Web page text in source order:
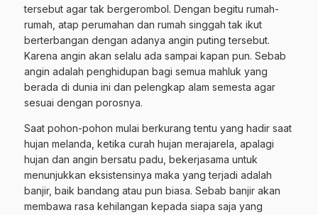
tersebut agar tak bergerombol. Dengan begitu rumah-
rumah, atap perumahan dan rumah singgah tak ikut
berterbangan dengan adanya angin puting tersebut.
Karena angin akan selalu ada sampai kapan pun. Sebab
angin adalah penghidupan bagi semua mahluk yang
berada di dunia ini dan pelengkap alam semesta agar
sesuai dengan porosnya.
Saat pohon-pohon mulai berkurang tentu yang hadir saat
hujan melanda, ketika curah hujan merajarela, apalagi
hujan dan angin bersatu padu, bekerjasama untuk
menunjukkan eksistensinya maka yang terjadi adalah
banjir, baik bandang atau pun biasa. Sebab banjir akan
membawa rasa kehilangan kepada siapa saja yang